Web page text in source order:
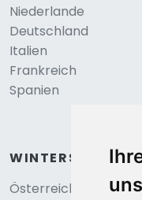
Niederlande
Deutschland
Italien
Frankreich
Spanien
WINTERSPORT
Österreich